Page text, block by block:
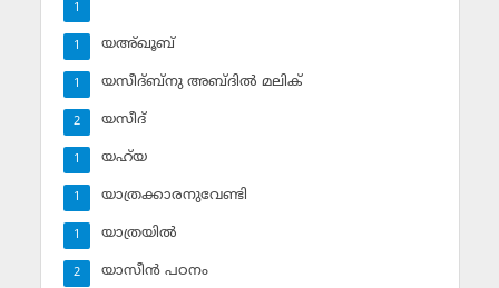
1
യഅ്ഖൂബ്‌
1
യസീദ്ബ്‌നു അബ്ദില്‍ മലിക്‌
1
യസീദ്‌
2
യഹ്‌യ
1
യാത്രക്കാരനുവേണ്ടി
1
യാത്രയില്‍
1
യാസീന്‍ പഠനം
2